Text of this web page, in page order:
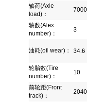
轴荷(Axle
load) ：
轴数(Alex
number) ：
3
油耗(oil wear) ： 34.6
轮胎数(Tire
number) ：
10
前轮距(Front
track) ：